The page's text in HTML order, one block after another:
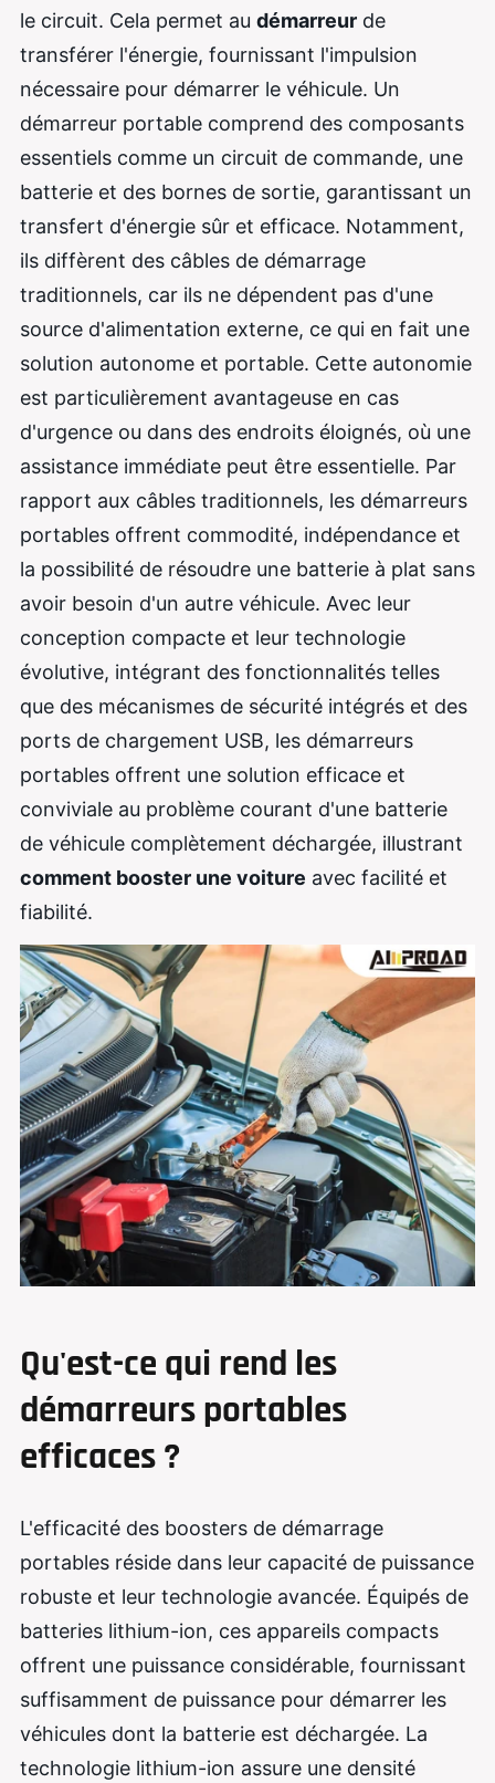
le circuit. Cela permet au démarreur de
transférer l'énergie, fournissant l'impulsion
nécessaire pour démarrer le véhicule. Un
démarreur portable comprend des composants
essentiels comme un circuit de commande, une
batterie et des bornes de sortie, garantissant un
transfert d'énergie sûr et efficace. Notamment,
ils diffèrent des câbles de démarrage
traditionnels, car ils ne dépendent pas d'une
source d'alimentation externe, ce qui en fait une
solution autonome et portable. Cette autonomie
est particulièrement avantageuse en cas
d'urgence ou dans des endroits éloignés, où une
assistance immédiate peut être essentielle. Par
rapport aux câbles traditionnels, les démarreurs
portables offrent commodité, indépendance et
la possibilité de résoudre une batterie à plat sans
avoir besoin d'un autre véhicule. Avec leur
conception compacte et leur technologie
évolutive, intégrant des fonctionnalités telles
que des mécanismes de sécurité intégrés et des
ports de chargement USB, les démarreurs
portables offrent une solution efficace et
conviviale au problème courant d'une batterie
de véhicule complètement déchargée, illustrant
comment booster une voiture avec facilité et
fiabilité.
Qu'est-ce qui rend les
démarreurs portables
efficaces ?
L'efficacité des boosters de démarrage
portables réside dans leur capacité de puissance
robuste et leur technologie avancée. Équipés de
batteries lithium-ion, ces appareils compacts
offrent une puissance considérable, fournissant
suffisamment de puissance pour démarrer les
véhicules dont la batterie est déchargée. La
technologie lithium-ion assure une densité